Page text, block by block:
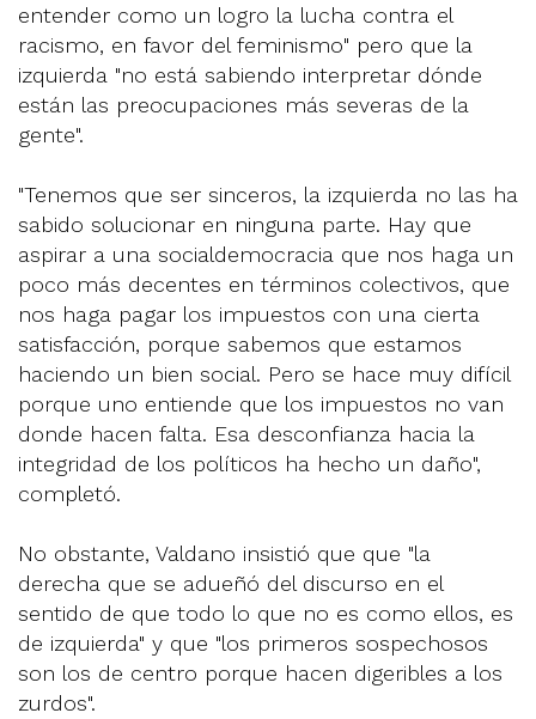
entender como un logro la lucha contra el
racismo, en favor del feminismo" pero que la
izquierda "no está sabiendo interpretar dónde
están las preocupaciones más severas de la
gente".
"Tenemos que ser sinceros, la izquierda no las ha
sabido solucionar en ninguna parte. Hay que
aspirar a una socialdemocracia que nos haga un
poco más decentes en términos colectivos, que
nos haga pagar los impuestos con una cierta
satisfacción, porque sabemos que estamos
haciendo un bien social. Pero se hace muy difícil
porque uno entiende que los impuestos no van
donde hacen falta. Esa desconfianza hacia la
integridad de los políticos ha hecho un daño",
completó.
No obstante, Valdano insistió que que "la
derecha que se adueñó del discurso en el
sentido de que todo lo que no es como ellos, es
de izquierda" y que "los primeros sospechosos
son los de centro porque hacen digeribles a los
zurdos".